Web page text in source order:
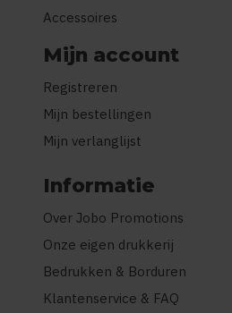
Accessoires
Mijn account
Registreren
Mijn bestellingen
Mijn verlanglijst
Informatie
Over Jobo Promotions
Onze eigen drukkerij
Bedrukken & Borduren
Klantenservice & FAQ